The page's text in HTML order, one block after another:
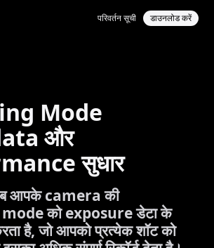
परिवर्तन सूची डाउनलोड करें
Mode
और
सुधार
आपके camera की
को exposure डेटा के
है, जो आपको प्रत्येक शॉट को